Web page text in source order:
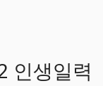
인생일력